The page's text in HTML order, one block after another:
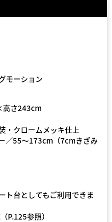
モーション
さ243cm
・クロームメッキ仕上
／55〜173cm（7cmきざみ
台としてもご利用できま
P.125参照）